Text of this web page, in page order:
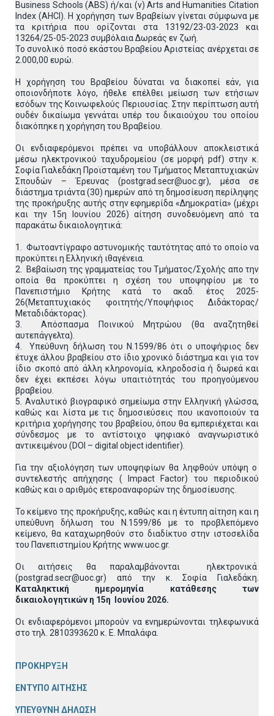
Business Schools (ABS) ή/και (v) Arts and Humanities Citation
Index (AHCI). Η χορήγηση των Βραβείων γίνεται σύμφωνα με
τα κριτήρια που ορίζονται στα 13192/23-03-2023 και
13264/25-05-2023 συμβόλαια Δωρεάς εν ζωή.
Το συνολικό ποσό εκάστου Βραβείου Αριστείας ανέρχεται σε
2.000,00 ευρώ.
Η χορήγηση του Βραβείου δύναται να διακοπεί εάν, για
οποιονδήποτε λόγο, ήθελε επέλθει μείωση των ετήσιων
εσόδων της Κοινωφελούς Περιουσίας. Στην περίπτωση αυτή
ουδέν δικαίωμα γεννάται υπέρ του δικαιούχου του οποίου
διακόπηκε η χορήγηση του Βραβείου.
Οι ενδιαφερόμενοι πρέπει να υποβάλλουν αποκλειστικά
μέσω ηλεκτρονικού ταχυδρομείου (σε μορφή pdf) στην κ.
Σοφία Γιαλεδάκη Προϊσταμένη του Τμήματος Μεταπτυχιακών
Σπουδών – Έρευνας (postgrad.secr@uoc.gr), μέσα σε
διάστημα τριάντα (30) ημερών από τη δημοσίευση περίληψης
της προκήρυξης αυτής στην εφημερίδα «Δημοκρατία» (μέχρι
και την 15η Ιουνίου 2026) αίτηση συνοδευόμενη από τα
παρακάτω δικαιολογητικά:
1. Φωτοαντίγραφο αστυνομικής ταυτότητας από το οποίο να
προκύπτει η Ελληνική ιθαγένεια.
2. Βεβαίωση της γραμματείας του Τμήματος/Σχολής απο την
οποία θα προκύπτει η σχέση του υποψηφίου με το
Πανεπιστήμιο Κρήτης κατά το ακαδ. έτος 2025-
26(Μεταπτυχιακός φοιτητής/Υποψήφιος Διδάκτορας/
Μεταδιδάκτορας).
3. Απόσπασμα Ποινικού Μητρώου (θα αναζητηθεί
αυτεπάγγελτα).
4. Υπεύθυνη δήλωση του Ν.1599/86 ότι ο υποψήφιος δεν
έτυχε άλλου βραβείου στο ίδιο χρονικό διάστημα και για τον
ίδιο σκοπό από άλλη κληρονομία, κληροδοσία ή δωρεά και
δεν έχει εκπέσει λόγω υπαιτιότητάς του προηγούμενου
βραβείου.
5. Αναλυτικό βιογραφικό σημείωμα στην Ελληνική γλώσσα,
καθώς και λίστα με τις δημοσιεύσεις που ικανοποιούν τα
κριτήρια χορήγησης του βραβείου, όπου θα εμπεριέχεται και
σύνδεσμος με το αντίστοιχο ψηφιακό αναγνωριστικό
αντικειμένου (DOI – digital object identifier).
Για την αξιολόγηση των υποψηφίων θα ληφθούν υπόψη ο
συντελεστής απήχησης ( Impact Factor) του περιοδικού
καθώς και ο αριθμός ετεροαναφορών της δημοσίευσης.
Το κείμενο της προκήρυξης, καθώς και η έντυπη αίτηση και η
υπεύθυνη δήλωση του Ν.1599/86 με το προβλεπόμενο
κείμενο, θα καταχωρηθούν στο διαδίκτυο στην ιστοσελίδα
του Πανεπιστημίου Κρήτης www.uoc.gr.
Οι αιτήσεις θα παραλαμβάνονται ηλεκτρονικά
(postgrad.secr@uoc.gr) από την κ. Σοφία Γιαλεδάκη.
Καταληκτική ημερομηνία κατάθεσης των
δικαιολογητικών η 15η Ιουνίου 2026.
Οι ενδιαφερόμενοι μπορούν να ενημερώνονται τηλεφωνικά
στο τηλ. 2810393620 κ. Ε. Μπαλάφα.
ΠΡΟΚΗΡΥΞΗ
ΕΝΤΥΠΟ ΑΙΤΗΣΗΣ
ΥΠΕΥΘΥΝΗ ΔΗΛΩΣΗ